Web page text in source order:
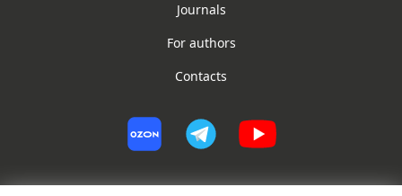
Journals
For authors
Contacts